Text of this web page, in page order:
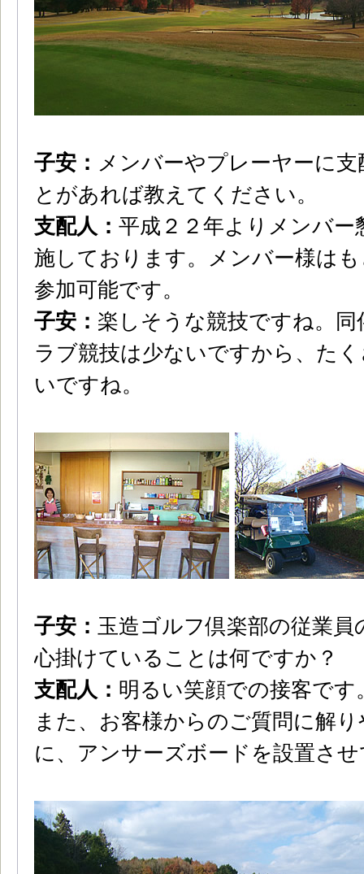
子安： メンバーやプレーヤーに
とがあれば教えてください。
支配人： 平成２２年よりメンバ
施しております。メンバー様は
参加可能です。
子安： 楽しそうな競技ですね。
ラブ競技は少ないですから、た
いですね。
子安： 玉造ゴルフ倶楽部の従業
心掛けていることは何ですか？
支配人： 明るい笑顔での接客です
また、お客様からのご質問に解
に、アンサーズボードを設置さ